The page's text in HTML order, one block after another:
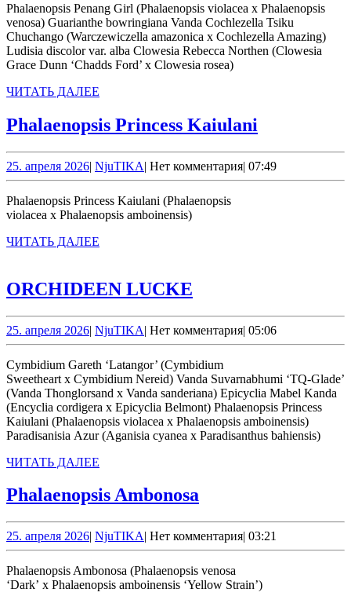
Phalaenopsis Penang Girl (Phalaenopsis violacea x Phalaenopsis
venosa) Guarianthe bowringiana Vanda Cochlezella Tsiku
Chuchango (Warczewiczella amazonica x Cochlezella Amazing)
Ludisia discolor var. alba Clowesia Rebecca Northen (Clowesia
Grace Dunn ‘Chadds Ford’ x Clowesia rosea)
ЧИТАТЬ ДАЛЕЕ
Phalaenopsis Princess Kaiulani
Kaiulani
25. апреля 202625.
апреля
| NjuTIKANjuTIKA
| Нет комментария| 07:49
Phalaenopsis Princess Kaiulani (Phalaenopsis
violacea х Phalaenopsis amboinensis)
ЧИТАТЬ ДАЛЕЕ
ORCHIDEEN LUCKE
25. апреля 202625.
апреля
2026
| NjuTIKANjuTIKA
| Нет комментария| 05:06
Cymbidium Gareth ‘Latangor’ (Cymbidium
Sweetheart x Cymbidium Nereid) Vanda Suvarnabhumi ‘TQ-Glade’
(Vanda Thonglorsand x Vanda sanderiana) Epicyclia Mabel Kanda
(Encyclia cordigera x Epicyclia Belmont) Phalaenopsis Princess
Kaiulani (Phalaenopsis violacea х Phalaenopsis amboinensis)
Paradisanisia Azur (Aganisia cyanea x Paradisanthus bahiensis)
ЧИТАТЬ ДАЛЕЕ
Phalaenopsis Ambonosa
25. апреля 202625.
апреля
2026
| NjuTIKANjuTIKA
| Нет комментария| 03:21
Phalaenopsis Ambonosa (Phalaenopsis venosa
‘Dark’ x Phalaenopsis amboinensis ‘Yellow Strain’)